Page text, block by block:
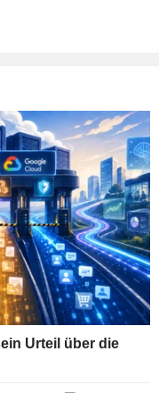
Urteil über die